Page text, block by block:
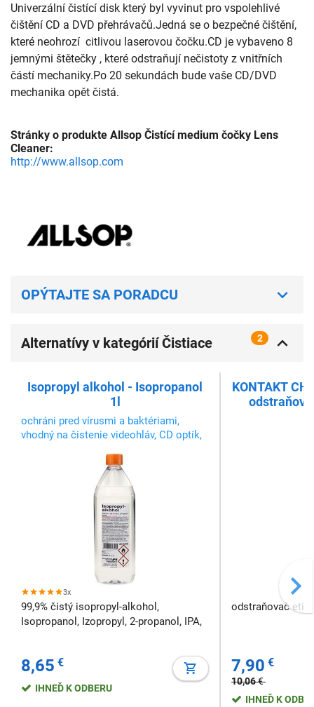
Univerzální čistící disk který byl vyvinut pro vspolehlivé
čištění CD a DVD přehrávačů.Jedná se o bezpečné čištění,
které neohrozí  citlivou laserovou čočku.CD je vybaveno 8
jemnými štětečky , které odstraňují nečistoty z vnitřních
částí mechaniky.Po 20 sekundách bude vaše CD/DVD
mechanika opět čistá.
Stránky o produkte Allsop Čistící medium čočky Lens
Cleaner:
http://www.allsop.com
OPÝTAJTE SA PORADCU
Alternatívy v kategórií Čistiace
2
Isopropyl alkohol - Isopropanol
1l
ochráni pred vírusmi a baktériami,
vhodný na čistenie videohláv, CD optík,
3x
99,9% čistý isopropyl-alkohol,
Isopropanol, Izopropyl, 2-propanol, IPA,
8,65 €
IHNEĎ K ODBERU
KONTAKT
odstraňovač
7,90 €
10,06€
IHNEĎ K